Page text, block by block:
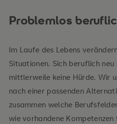
Problemlos
Im Laufe des Lebens
Situationen. Sich beruflich
mittlerweile keine Hürde. Wir
nach einer passenden
zusammen welche
wie vorhandene